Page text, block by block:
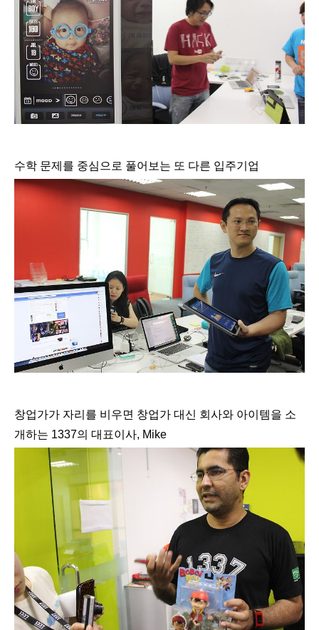
수학 문제를 중심으로 풀어보는 또 다른 입주기업
창업가가 자리를 비우면 창업가 대신 회사와 아이템을 소
개하는 1337의 대표이사, Mike